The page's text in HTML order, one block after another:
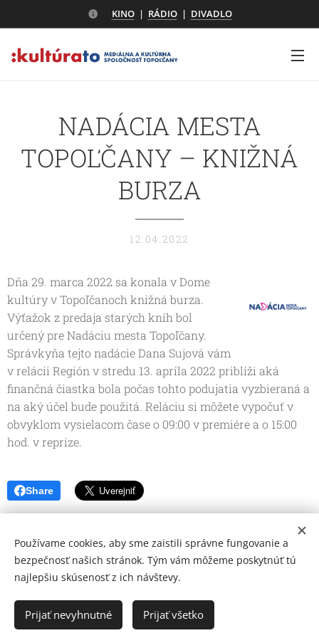
KINO| RÁDIO| DIVADLO
NADÁCIA MESTA
TOPOĽČANY – KNIŽNÁ
BURZA
12.04.2022
Dňa 29. marca 2022 sa konala v Dome
kultúry v Topoľčanoch knižná burza.
Výťažok z predaja starých kníh bol
určený pre Nadáciu mesta Topoľčany.
Správkyňa tejto nadácie Dana Sujová vám
v relácii Región v stredu 13. apríla 2022 priblíži aká
finančná čiastka bola počas tohto podujatia vyzbieraná a
na aký účel bude použitá. Reláciu si môžete vypočuť v
obvyklom vysielacom čase o 09:00 v premiére a o 15:00
hod. v repríze.
Share
© 2026 Mediálna a kultúrna spoločnosť Topoľčany, s.r.o.
Ochrana osobných údajov
www.kulturato.sk
Cookies
Používame cookies, aby sme zaistili správne fungovanie a
bezpečnosť našich stránok. Tým vám môžeme poskytnúť tú
najlepšiu skúsenosť z ich návštevy.
Prijať nevyhnutné Prijať všetko